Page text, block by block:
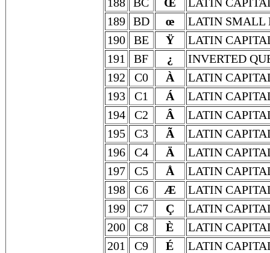
189
BD œ
LATIN SMALL
190
BE Ÿ
LATIN
191
BF ¿
INVERTED
192
C0 À
LATIN
193
C1 Á
LATIN
194
C2 Â
LATIN
195
C3 Ã
LATIN
196
C4 Ä
LATIN
197
C5 Å
LATIN
198
C6 Æ
LATIN
199
C7 Ç
LATIN
200
C8 È
LATIN
201
C9 É
LATIN